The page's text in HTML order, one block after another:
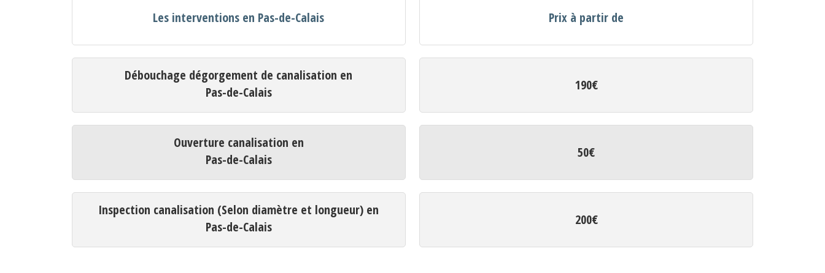
Les interventions en Pas-de-Calais Prix à partir de
Débouchage dégorgement de canalisation en
Pas-de-Calais
190€
Ouverture canalisation en
Pas-de-Calais
50€
Inspection canalisation (Selon diamètre et longueur) en
Pas-de-Calais
200€